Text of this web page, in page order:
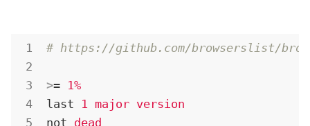
# https://github.com/browserslist/
>= 1%
last
1 major version
not dead